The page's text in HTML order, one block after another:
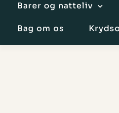
Barer og natteliv
Bag om os